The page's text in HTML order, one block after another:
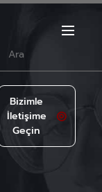
Bizimle
İletişime
Geçin